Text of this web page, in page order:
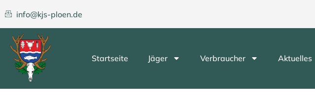
info@kjs-ploen.de
Startseite Jäger Verbraucher Aktuelles